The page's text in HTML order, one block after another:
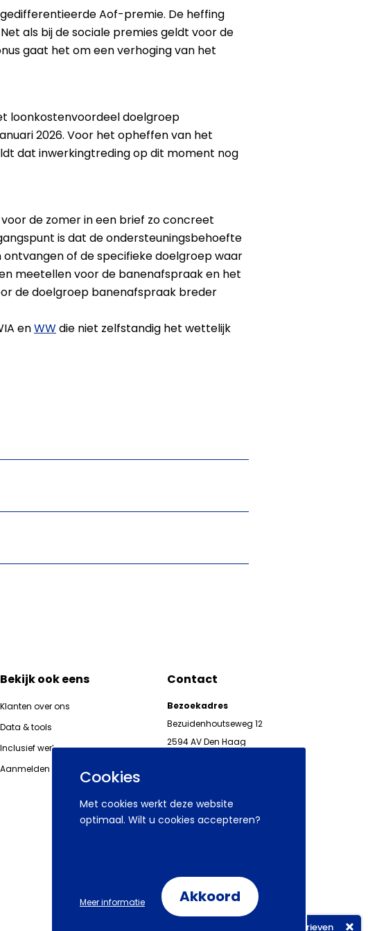
Cookies
Met cookies werkt deze website
optimaal. Wilt u cookies accepteren?
Meer informatie Akkoord
Aof-premie. De heffing
als bij de sociale premies geldt voor de
gaat het om een verhoging van het
loonkostenvoordeel doelgroep
2026. Voor het opheffen van het
dat inwerkingtreding op dit moment nog
de zomer in een brief zo concreet
is dat de ondersteuningsbehoefte
of de specifieke doelgroep waar
meetellen voor de banenafspraak en het
de doelgroep banenafspraak breder
enWWdie niet zelfstandig het wettelijk
Bekijk ook eens
Klanten over ons
Data & tools
Inclusief werkgeven
Aanmelden nieuwsbrieven AWVN
Contact
Bezoekadres
Bezuidenhoutseweg 12
2594 AV Den Haag
werkgeverslijn@awvn.nl
Volg ons op:
Aanmelden nieuwsbrieven